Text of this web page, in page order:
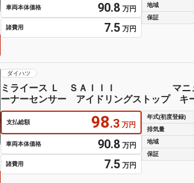
車両本体価格 90.8 万円
諸費用 7.5 万円
地域
保証
ダイハツ
ミライース Ｌ ＳＡＩＩＩ マニュ
ーナーセンサー アイドリングストップ
ペダル踏み間違い抑制 ハイビームアシス
乗車 ＡＢＳ 安全ボディ 点検記録簿
支払総額 98.3 万円
車両本体価格 90.8 万円
諸費用 7.5 万円
年式(初度登録)
排気量
地域
保証